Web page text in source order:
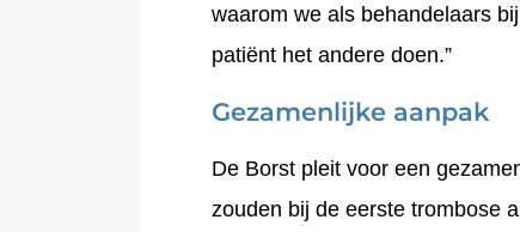
waarom we als behandelaars
patiënt het andere doen.”
Gezamenlijke aanpak
De Borst pleit voor een
zouden bij de eerste trombose